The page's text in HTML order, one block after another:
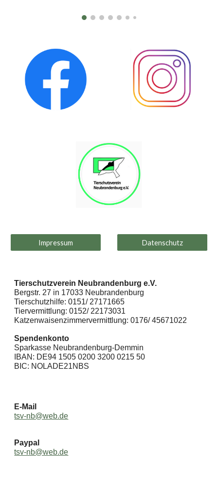
Impressum Datenschutz
Tierschutzverein Neubrandenburg e.V.
Bergstr. 27 in 17033 Neubrandenburg
Tierschutzhilfe: 0151/ 27171665
Tiervermittlung: 0152/ 22173031
Katzenwaisenzimmervermittlung: 0176/ 45671022
Spendenkonto
Sparkasse Neubrandenburg-Demmin
IBAN: DE94 1505 0200 3200 0215 50
BIC: NOLADE21NBS
E-Mail
tsv-nb@web.de
Paypal
tsv-nb@web.de